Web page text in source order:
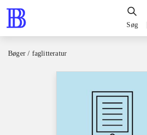
Søg
Bøger / faglitteratur